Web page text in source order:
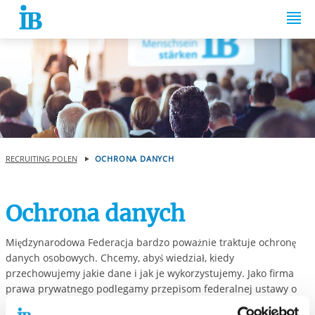
Springe zum Inhalt
RECRUITING POLEN OCHRONA DANYCH
Ochrona danych
Międzynarodowa Federacja bardzo poważnie traktuje ochronę
danych osobowych. Chcemy, abyś wiedział, kiedy
przechowujemy jakie dane i jak je wykorzystujemy. Jako firma
prawa prywatnego podlegamy przepisom federalnej ustawy o
ochronie danych (BDSG), europejskiego ogólnego rozporządzenia